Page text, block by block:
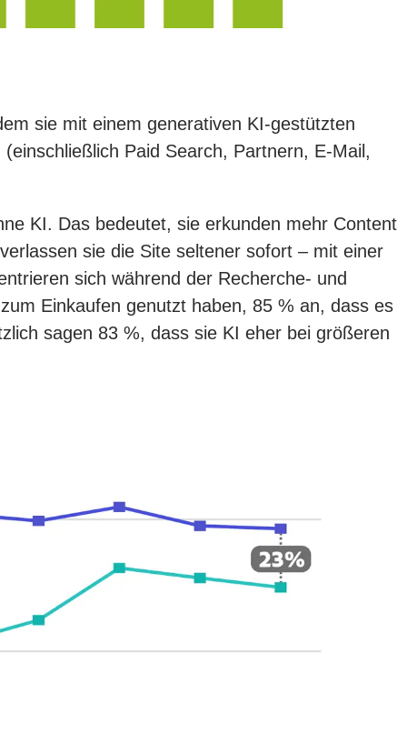
sie mit einem generativen KI-gestützten
Paid Search, Partnern, E-Mail,
KI. Das bedeutet, sie erkunden mehr Content
sie die Site seltener sofort – mit einer
sich während der Recherche- und
Einkaufen genutzt haben, 85 % an, dass es
sagen 83 %, dass sie KI eher bei größeren